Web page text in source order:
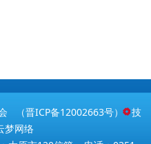
（晋ICP备12002663号） 技
梦网络